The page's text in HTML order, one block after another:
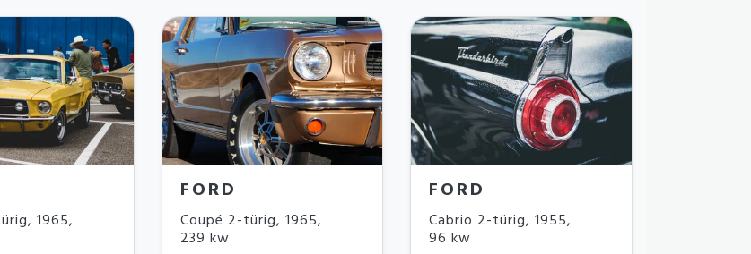
, 1965,
FORD
Coupé 2-türig, 1965,
239 kw
FORD
Cabrio 2-türig,1955,
96 kw